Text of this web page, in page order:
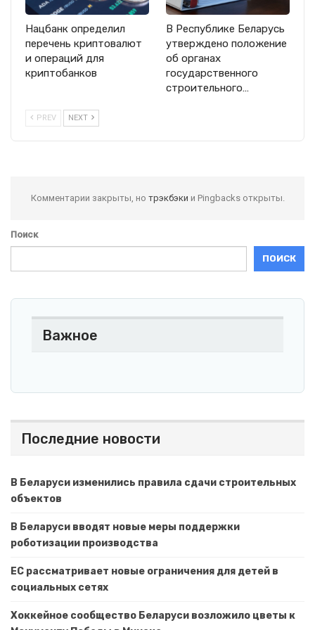
Нацбанк определил
перечень криптовалют
и операций для
криптобанков
В Республике Беларусь
утверждено положение
об органах
государственного
строительного…
PREV NEXT
Комментарии закрыты, но трэкбэки и Pingbacks открыты.
Поиск
ПОИСК
Важное
Последние новости
В Беларуси изменились правила сдачи строительных
объектов
В Беларуси вводят новые меры поддержки
роботизации производства
ЕС рассматривает новые ограничения для детей в
социальных сетях
Хоккейное сообщество Беларуси возложило цветы к